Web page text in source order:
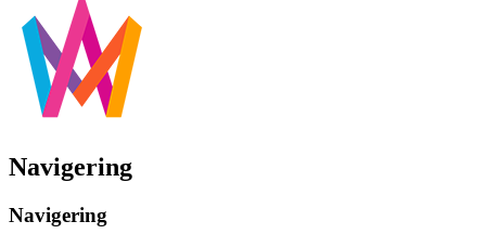
Navigering
Navigering